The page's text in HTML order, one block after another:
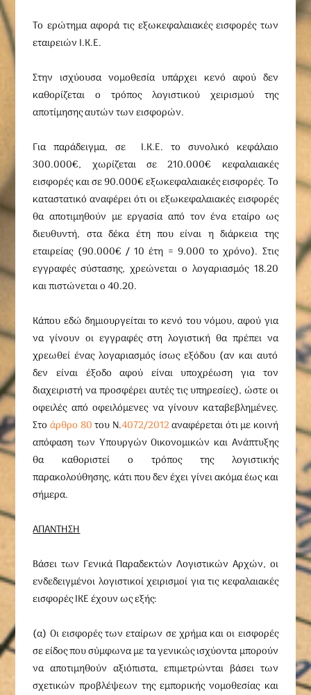
Το ερώτημα αφορά τις εξωκεφαλαιακές εισφορές των
εταιρειών Ι.Κ.Ε.
Στην ισχύουσα νομοθεσία υπάρχει κενό αφού δεν
καθορίζεται ο τρόπος λογιστικού χειρισμού της
αποτίμησης αυτών των εισφορών.
Για παράδειγμα, σε Ι.Κ.Ε. το συνολικό κεφάλαιο
300.000€, χωρίζεται σε 210.000€ κεφαλαιακές
εισφορές και σε 90.000€ εξωκεφαλαιακές εισφορές. Το
καταστατικό αναφέρει ότι οι εξωκεφαλαιακές εισφορές
θα αποτιμηθούν με εργασία από τον ένα εταίρο ως
διευθυντή, στα δέκα έτη που είναι η διάρκεια της
εταιρείας (90.000€ / 10 έτη = 9.000 το χρόνο). Στις
εγγραφές σύστασης, χρεώνεται ο λογαριασμός 18.20
και πιστώνεται ο 40.20.
Κάπου εδώ δημιουργείται το κενό του νόμου, αφού για
να γίνουν οι εγγραφές στη λογιστική θα πρέπει να
χρεωθεί ένας λογαριασμός ίσως εξόδου (αν και αυτό
δεν είναι έξοδο αφού είναι υποχρέωση για τον
διαχειριστή να προσφέρει αυτές τις υπηρεσίες), ώστε οι
οφειλές από οφειλόμενες να γίνουν καταβεβλημένες.
Στο άρθρο 80του Ν.4072/2012αναφέρεται ότι με κοινή
απόφαση των Υπουργών Οικονομικών και Ανάπτυξης
θα καθοριστεί ο τρόπος της λογιστικής
παρακολούθησης, κάτι που δεν έχει γίνει ακόμα έως και
σήμερα.
ΑΠΑΝΤΗΣΗ
Βάσει των Γενικά Παραδεκτών Λογιστικών Αρχών, οι
ενδεδειγμένοι λογιστικοί χειρισμοί για τις κεφαλαιακές
εισφορές ΙΚΕ έχουν ως εξής:
(α) Οι εισφορές των εταίρων σε χρήμα και οι εισφορές
σε είδος που σύμφωνα με τα γενικώς ισχύοντα μπορούν
να αποτιμηθούν αξιόπιστα, επιμετρώνται βάσει των
σχετικών προβλέψεων της εμπορικής νομοθεσίας και